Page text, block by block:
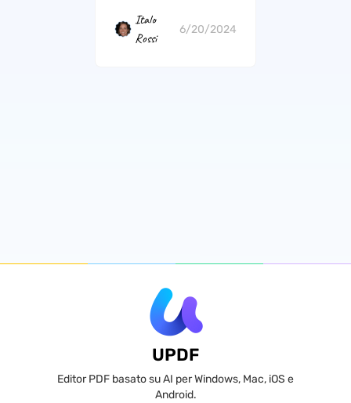
Italo
Rossi
6/20/2024
UPDF
Editor PDF basato su AI per Windows, Mac, iOS e
Android.